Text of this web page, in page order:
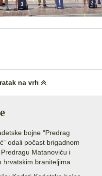
na vrh
bojne “Predrag
odali počast brigadnom
Matanoviću i
hrvatskim braniteljima